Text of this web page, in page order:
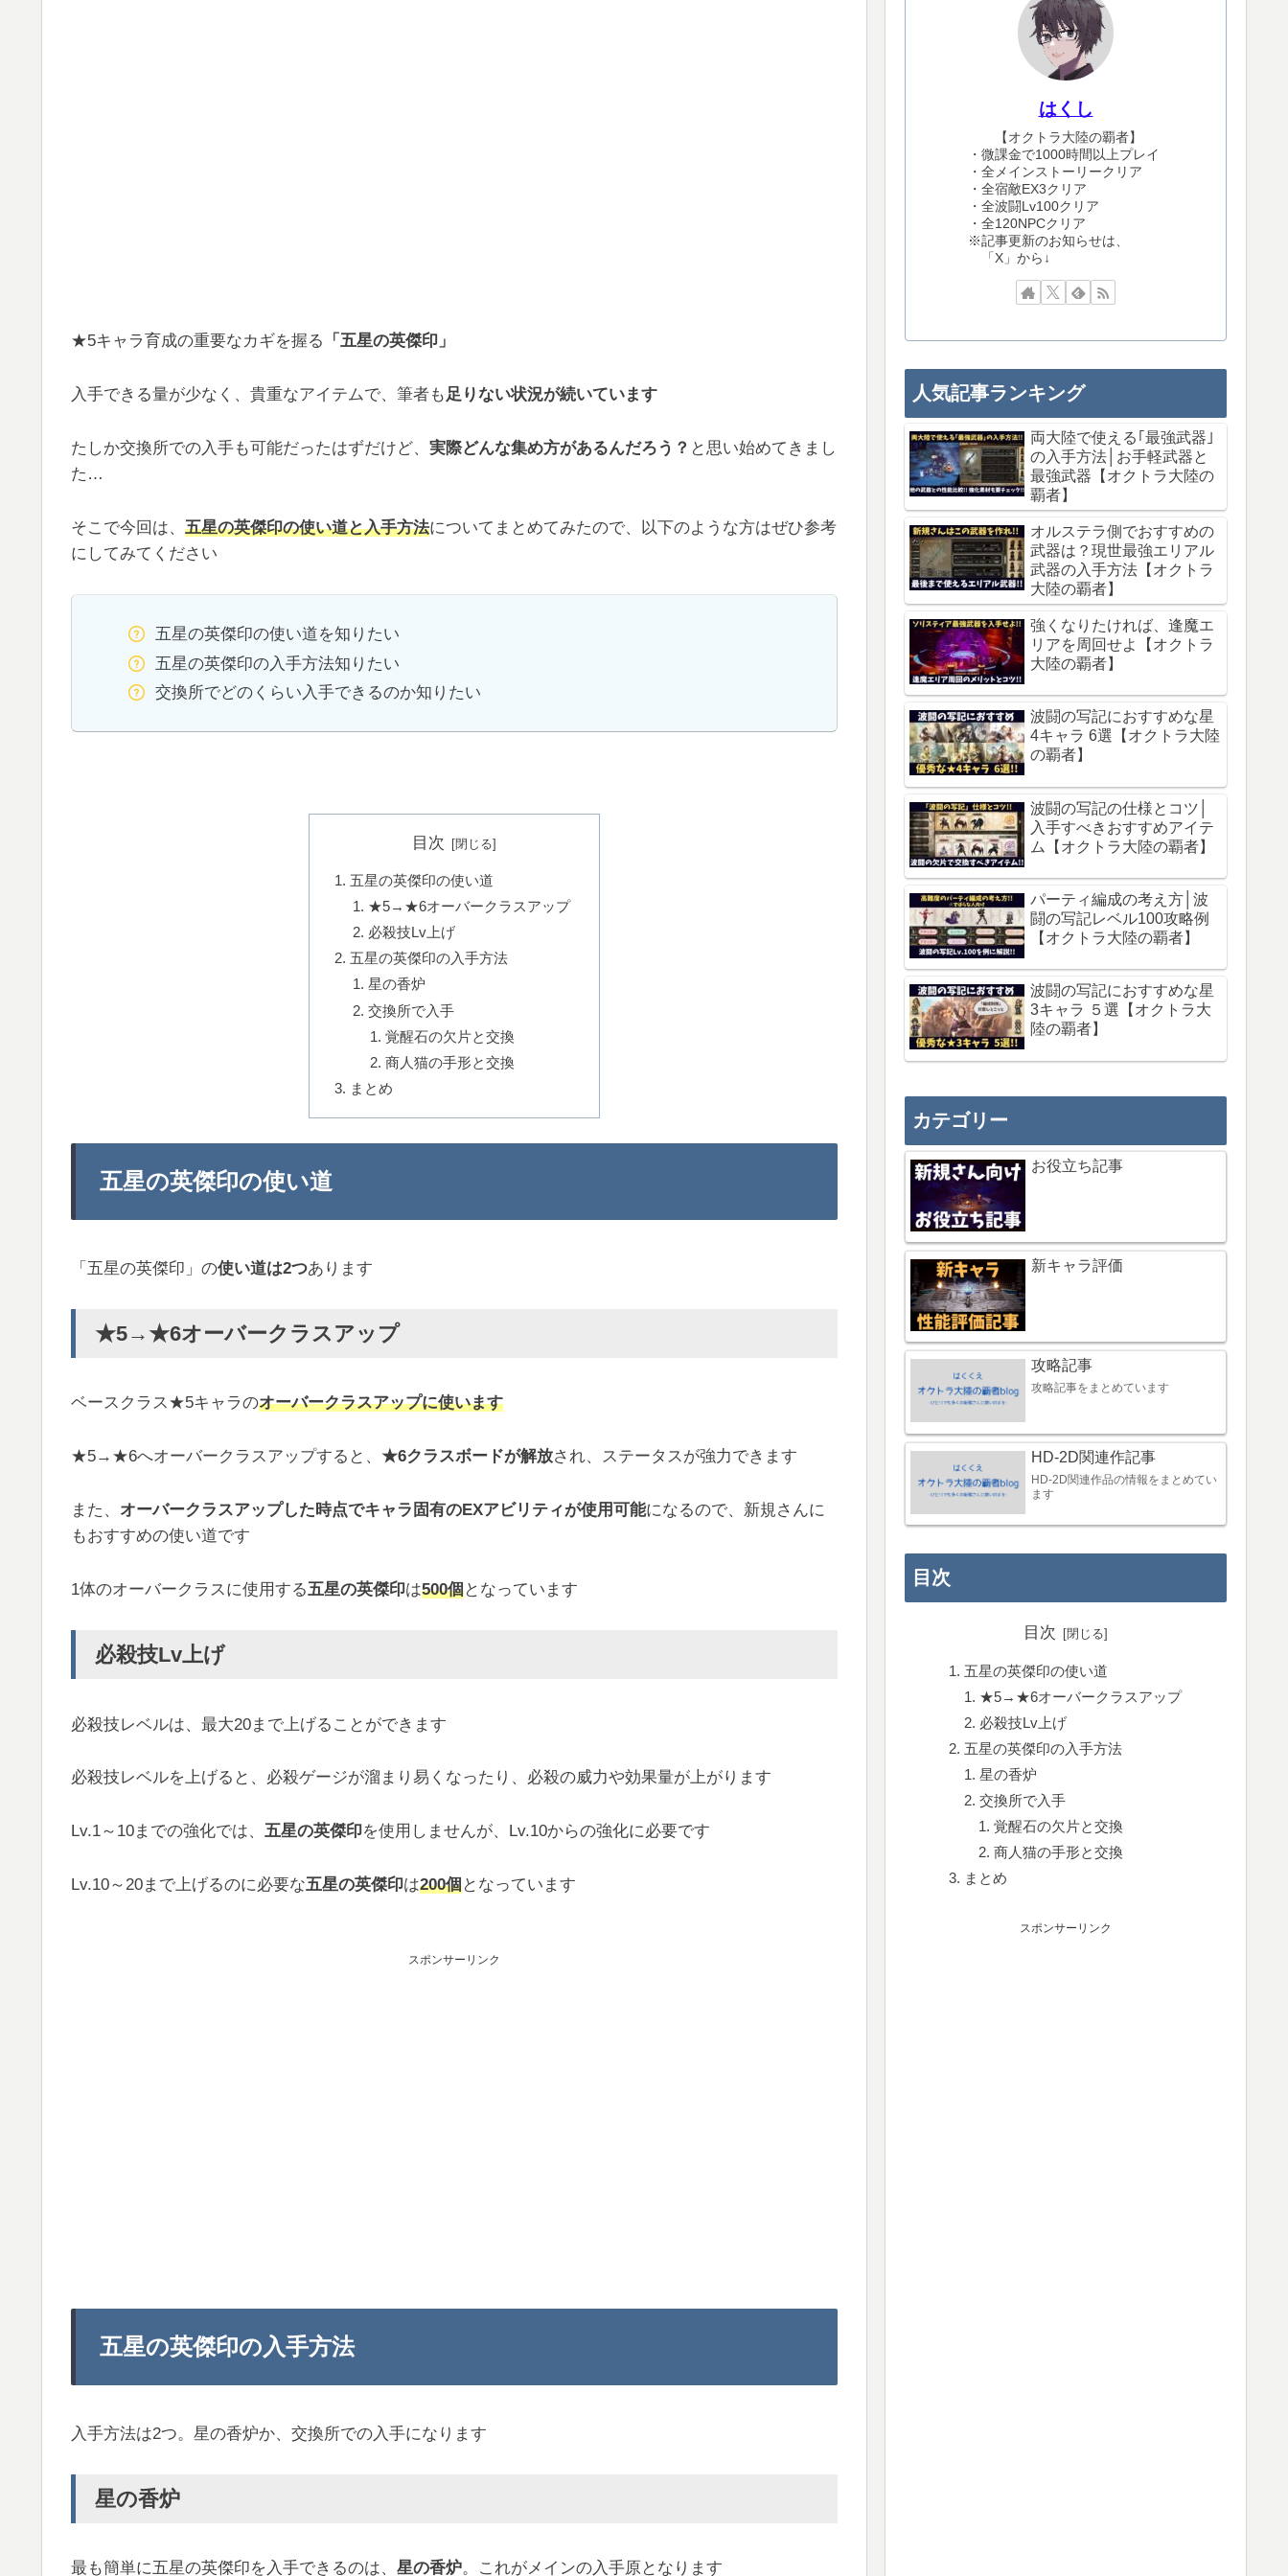
★5キャラ育成の重要なカギを握る 「五星の英傑印」
入手できる量が少なく、貴重なアイテムで、筆者も足りない状況が続いています
たしか交換所での入手も可能だったはずだけど、 実際どんな集め方があるんだろう？ と思い始めてきまし
た…
そこで今回は、 五星の英傑印の使い道と入手方法についてまとめてみたので、以下のような方はぜひ参考
にしてみてください
五星の英傑印の使い道を知りたい
五星の英傑印の入手方法知りたい
交換所でどのくらい入手できるのか知りたい
目次
五星の英傑印の使い道
★5→★6オーバークラスアップ
必殺技Lv上げ
五星の英傑印の入手方法
星の香炉
交換所で入手
覚醒石の欠片と交換
商人猫の手形と交換
まとめ
五星の英傑印の使い道
「五星の英傑印」の使い道は2つあります
★5→★6オーバークラスアップ
ベースクラス★5キャラのオーバークラスアップに使います
★5→★6へオーバークラスアップすると、 ★6クラスボードが解放され、ステータスが強力できます
また、 オーバークラスアップした時点でキャラ固有のEXアビリティが使用可能になるので、新規さんに
もおすすめの使い道です
1体のオーバークラスに使用する五星の英傑印は500個となっています
必殺技Lv上げ
必殺技レベルは、最大20まで上げることができます
必殺技レベルを上げると、必殺ゲージが溜まり易くなったり、必殺の威力や効果量が上がります
Lv.1～10までの強化では、 五星の英傑印を使用しませんが、Lv.10からの強化に必要です
Lv.10～20まで上げるのに必要な五星の英傑印は200個となっています
スポンサーリンク
五星の英傑印の入手方法
入手方法は2つ。星の香炉か、交換所での入手になります
星の香炉
最も簡単に五星の英傑印を入手できるのは、 星の香炉。これがメインの入手原となります
はくし
【オクトラ大陸の覇者】
・微課金で1000時間以上プレイ
・全メインストーリークリア
・全宿敵EX3クリア
・全波闘Lv100クリア
・全120NPCクリア
※記事更新のお知らせは、
「X」から↓
人気記事ランキング
両大陸で使える｢最強武器｣
の入手方法│お手軽武器と
最強武器【オクトラ大陸の
覇者】
オルステラ側でおすすめの
武器は？現世最強エリアル
武器の入手方法【オクトラ
大陸の覇者】
強くなりたければ、逢魔エ
リアを周回せよ【オクトラ
大陸の覇者】
波闘の写記におすすめな星
4キャラ 6選【オクトラ大陸
の覇者】
波闘の写記の仕様とコツ│
入手すべきおすすめアイテ
ム【オクトラ大陸の覇者】
パーティ編成の考え方│波
闘の写記レベル100攻略例
【オクトラ大陸の覇者】
波闘の写記におすすめな星
3キャラ ５選【オクトラ大
陸の覇者】
カテゴリー
お役立ち記事
新キャラ評価
攻略記事
攻略記事をまとめています
HD-2D関連作記事
HD-2D関連作品の情報をまとめてい
ます
目次
目次
五星の英傑印の使い道
★5→★6オーバークラスアップ
必殺技Lv上げ
五星の英傑印の入手方法
星の香炉
交換所で入手
覚醒石の欠片と交換
商人猫の手形と交換
まとめ
スポンサーリンク